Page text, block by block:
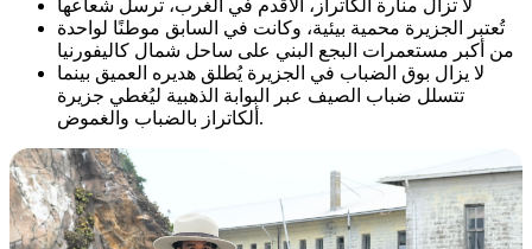
لا تزال منارة ألكاتراز، الأقدم في الغرب، ترسل شعاعها
تُعتبر الجزيرة محمية بيئية، وكانت في السابق موطنًا لواحدة
من أكبر مستعمرات البجع البني على ساحل شمال كاليفورنيا
لا يزال بوق الضباب في الجزيرة يُطلق هديره العميق بينما
تتسلل ضباب الصيف عبر البوابة الذهبية ليُغطي جزيرة
ألكاتراز بالضباب والغموض.